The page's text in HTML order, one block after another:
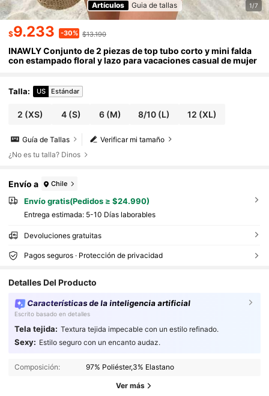
Artículos Guia de tallas 1/7
$9.233 -30% $13.190
INAWLY Conjunto de 2 piezas de top tubo corto y mini falda
con estampado floral y lazo para vacaciones casual de mujer
Talla: US Estándar
2 (XS) 4(S) 6(M) 8/10 (L) 12 (XL)
Verificar mi tamaño
Guía de Tallas
¿No es tu talla? Dinos
Envío a Chile
Envío gratis(Pedidos ≥ $24.990)
Entrega estimada: 5-10 Días laborables
Devoluciones gratuitas
Pagos seguros · Protección de privacidad
Detalles Del Producto
Características de la inteligencia artificial
Escrito basado en detalles
Tela tejida: Textura tejida impecable con un estilo refinado.
Sexy: Estilo seguro con un encanto audaz.
Composición: 97% Poliéster,3% Elastano
Ver más
4,87 1.1M Seguidores
4,87 1.1M Seguidores